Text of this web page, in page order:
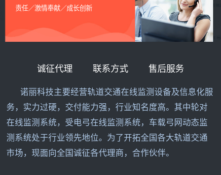
责任／激情奉献／成长创新
诚征代理 联系方式 售后服务
诺丽科技主要经营轨道交通在线监测设备及信息化服
务，实力过硬，交付能力强，行业知名度高。其中轮对
在线监测系统，受电弓在线监测系统，车载弓网动态监
测系统处于行业领先地位。为了开拓全国各大轨道交通
市场，现面向全国诚征各代理商，合作伙伴。